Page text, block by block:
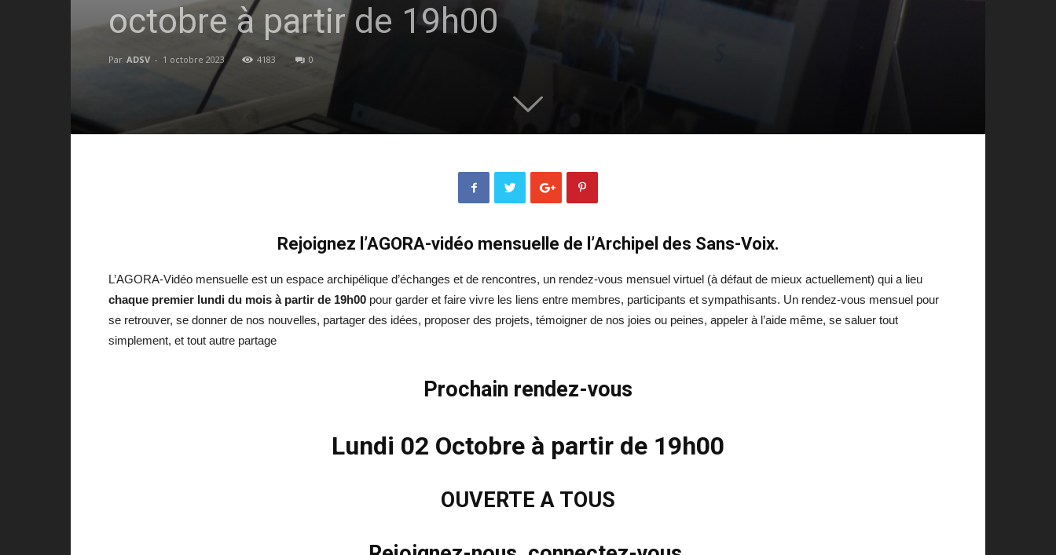
octobre à partir de 19h00
Par ADSV - 1 octobre 2023 4183 0
Rejoignez l’AGORA-vidéo mensuelle de l’Archipel des Sans-Voix.
L’AGORA-Vidéo mensuelle est un espace archipélique d’échanges et de rencontres, un rendez-vous mensuel virtuel (à défaut de mieux actuellement) qui a lieu
chaque premier lundi du mois à partir de 19h00 pour garder et faire vivre les liens entre membres, participants et sympathisants. Un rendez-vous mensuel pour
se retrouver, se donner de nos nouvelles, partager des idées, proposer des projets, témoigner de nos joies ou peines, appeler à l’aide même, se saluer tout
simplement, et tout autre partage
Prochain rendez-vous
Lundi 02 Octobre à partir de 19h00
OUVERTE A TOUS